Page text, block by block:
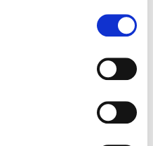
Quer delegar trabalho de faturação?